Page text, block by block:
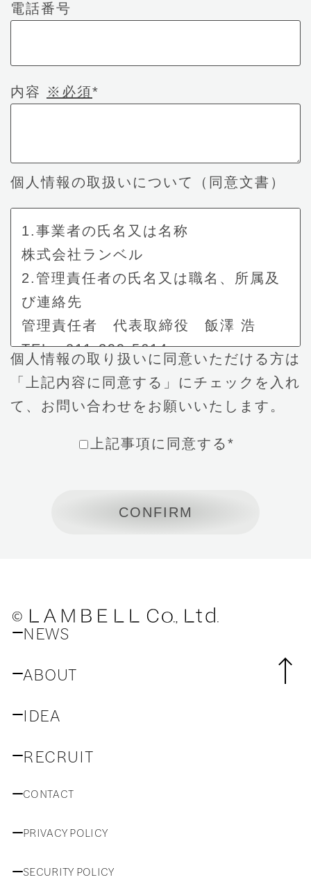
電話番号
内容 ※必須*
個人情報の取扱いについて（同意文書）
1.事業者の氏名又は名称
株式会社ランベル
2.管理責任者の氏名又は職名、所属及
び連絡先
管理責任者 代表取締役 飯澤 浩
TEL：011-299-5614
3.当社が「お問い合わせ」フォームで
取得・保有する個人情報の利用目的
得した個人情報は、厳重なる管理の
・お問い合わせ対応のため。
の業務委託について
当社は当社が取得した個人情報の情報
す。その委託先は当社でセキュリティ
5.当社が取得した個人情報の第三者へ
当社は次の場合を除いて、取得した個
・ 法令に基づき必要な場合
個人情報の取り扱いに同意いただける方は
「上記内容に同意する」にチェックを入れ
て、お問い合わせをお願いいたします。
上記事項に同意する*
NEWS
ABOUT
IDEA
RECRUIT
CONTACT
PRIVACY POLICY
SECURITY POLICY